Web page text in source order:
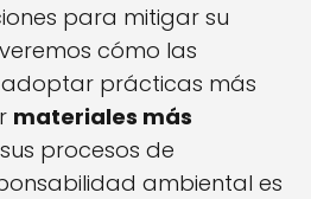
para mitigar su
cómo las
prácticas más
materiales más
procesos de
ambiental es